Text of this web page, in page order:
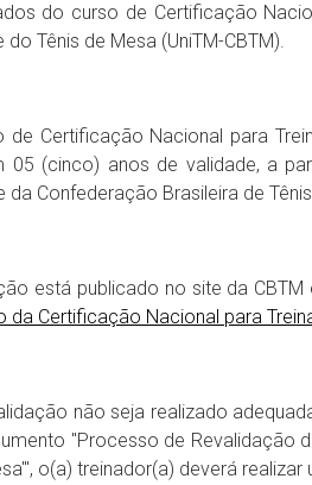
do curso de Certificação
Tênis de Mesa (UniTM-CBTM).
de Certificação Nacional para
05 (cinco) anos de validade, a
da Confederação Brasileira de
está publicado no site da
da Certificação Nacional para
não seja realizado
"Processo de Revalidação
o(a) treinador(a) deverá